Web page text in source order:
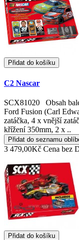
Přidat do košíku
C2 Nascar
SCX81020 Obsah
Ford Fusion (Carl
zatáčka, 4 x vnější
křížení 350mm, 2 x ..
Přidat do seznamu
3 479,00Kč Cena bez
Přidat do košíku